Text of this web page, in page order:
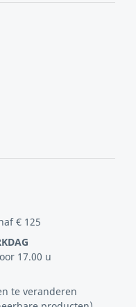
€ 125
17.00 u
te veranderen